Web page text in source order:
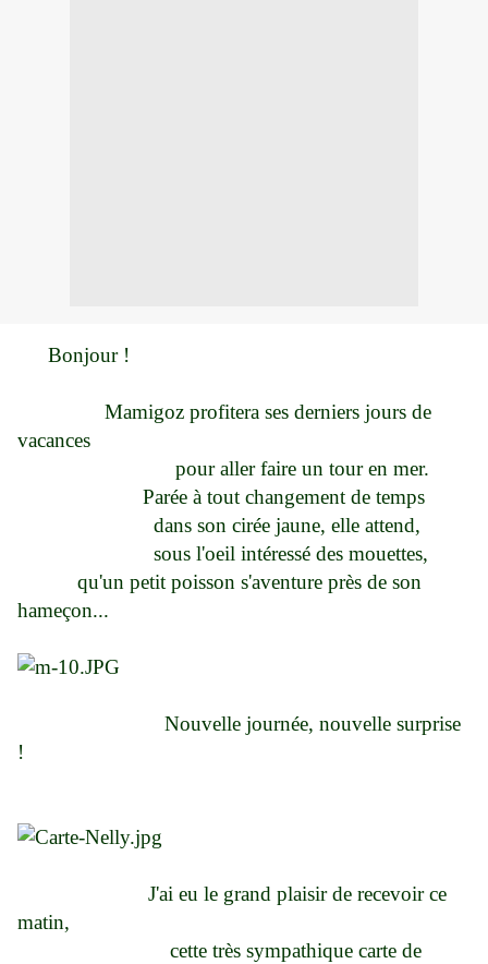
Bonjour !
Mamigoz profitera ses derniers jours de
vacances
pour aller faire un tour en mer.
Parée à tout changement de temps
dans son cirée jaune, elle attend,
sous l'oeil intéressé des mouettes,
qu'un petit poisson s'aventure près de son
hameçon...
Nouvelle journée, nouvelle surprise
!
J'ai eu le grand plaisir de recevoir ce
matin,
cette très sympathique carte de